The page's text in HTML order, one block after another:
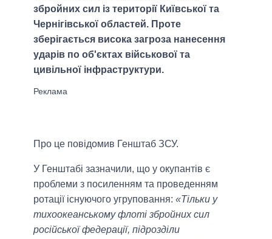
збройних сил із території Київської та
Чернігівської областей. Проте
зберігається висока загроза нанесення
ударів по об'єктах військової та
цивільної інфраструктури.
Про це повідомив Генштаб ЗСУ.
У Генштабі зазначили, що у окупантів є
проблеми з посиленням та проведенням
ротації існуючого угруповання: «Тільки у
тихоокеанському флоті збройних сил
російської федерації, підрозділи